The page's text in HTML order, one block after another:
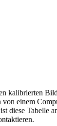
kalibrierten
einem
diese Tabelle